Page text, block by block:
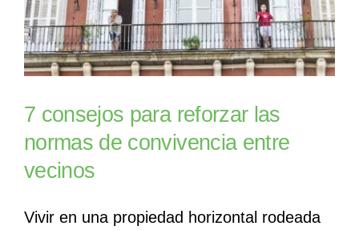
7 consejos para reforzar las
normas de convivencia entre
vecinos
Vivir en una propiedad horizontal rodeada